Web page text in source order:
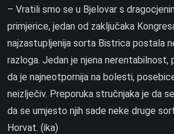
– Vratili smo se u Bjelovar s
primjerice, jedan od zaključaka
najzastupljenija sorta Bistrica postala
razloga. Jedan je njena
da je najneotpornija na bolesti,
neizlječiv. Preporuka stručnjaka je da
da se umjesto njih sade neke druge
Horvat. (ika)